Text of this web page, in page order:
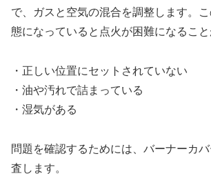
で、ガスと空気の混合を調整します。
態になっていると点火が困難になること
・正しい位置にセットされていない
・油や汚れで詰まっている
・湿気がある
問題を確認するためには、バーナーカ
査します。